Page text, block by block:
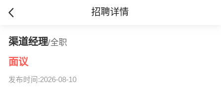
招聘详情
渠道经理/全职
面议
发布时间:2026-08-10